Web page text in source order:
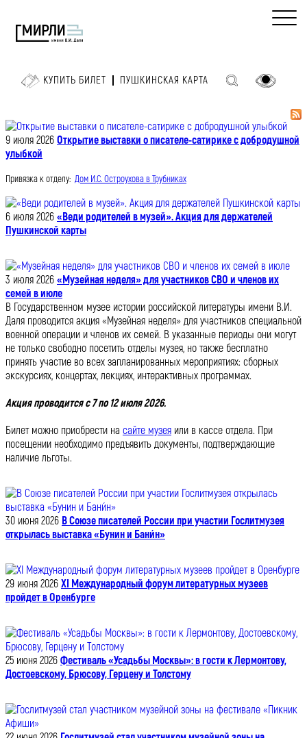
КУПИТЬ БИЛЕТ ПУШКИНСКАЯ КАРТА
9 июля 2026 Открытие выставки о писателе-сатирике с добродушной
улыбкой
Привязка к отделу: Дом И.С. Остроухова в Трубниках
6 июля 2026 «Веди родителей в музей». Акция для держателей
Пушкинской карты
3 июля 2026 «Музейная неделя» для участников СВО и членов их
семей в июле
В Государственном музее истории российской литературы имени В.И.
Даля проводится акция «Музейная неделя» для участников специальной
военной операции и членов их семей. В указанные периоды они могут
не только свободно посетить отделы музея, но также бесплатно
принять участие во всех запланированных мероприятиях: сборных
экскурсиях, концертах, лекциях, интерактивных программах.
Акция проводится с 7 по 12 июля 2026.
Билет можно приобрести на сайте музея или в кассе отдела. При
посещении необходимо предъявить документы, подтверждающие
наличие льготы.
30 июня 2026 В Союзе писателей России при участии Гослитмузея
открылась выставка «Бунин и Бани́н»
29 июня 2026 XI Международный форум литературных музеев
пройдет в Оренбурге
25 июня 2026 Фестиваль «Усадьбы Москвы»: в гости к Лермонтову,
Достоевскому, Брюсову, Герцену и Толстому